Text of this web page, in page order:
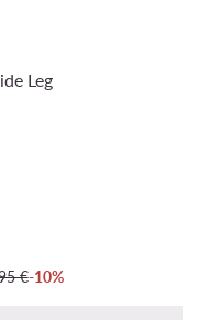
Leg
€-10%